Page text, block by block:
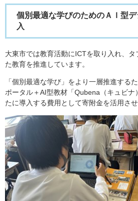
個別最適な学びのためのＡＩ型
入
大東市では教育活動にICTを取り入れ、タ
た教育を推進しています。
「個別最適な学び」をより一層推進する
ポータル＋AI型教材「Qubena（キュビ
たに導入する費用として寄附金を活用させ